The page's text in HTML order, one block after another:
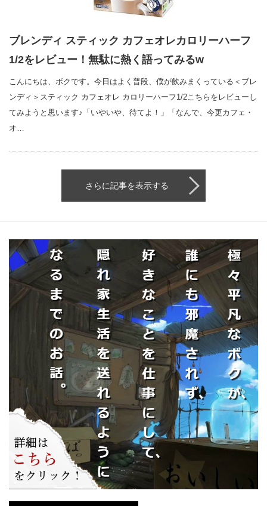
ブレンディ スティック カフェオレカロリーハーフ
1/2をレビュー！無駄に熱く語ってみるw
こんにちは、ボクです。今日はよく普段、僕が飲みまくっている＜ブレ
ンディ＞スティック カフェオレ カロリーハーフ1/2こちらをレビューし
てみようと思います♪「いやいや、待てよ！」「なんで、今更カフェ・
オ…
さらに記事を表示する